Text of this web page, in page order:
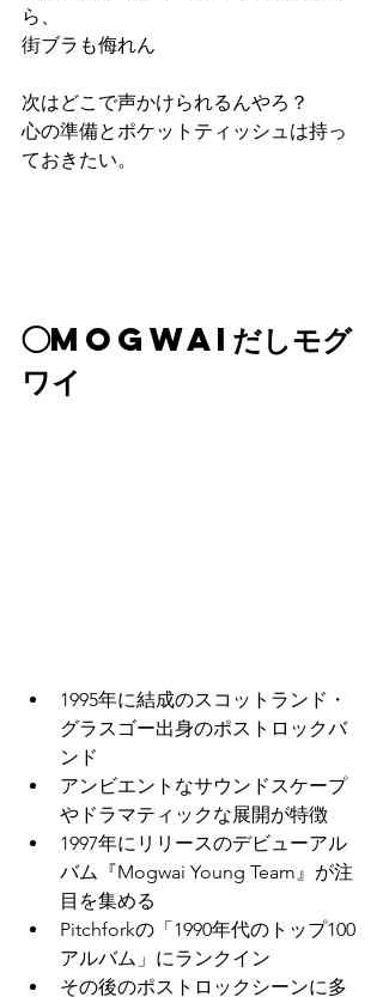
ら、
街ブラも侮れん
次はどこで声かけられるんやろ？
心の準備とポケットティッシュは持っ
ておきたい。
◯MOGWAIだしモグ
ワイ
1995年に結成のスコットランド・
グラスゴー出身のポストロックバ
ンド
アンビエントなサウンドスケープ
やドラマティックな展開が特徴
1997年にリリースのデビューアル
バム『Mogwai Young Team』が注
目を集める
Pitchforkの「1990年代のトップ100
アルバム」にランクイン
その後のポストロックシーンに多